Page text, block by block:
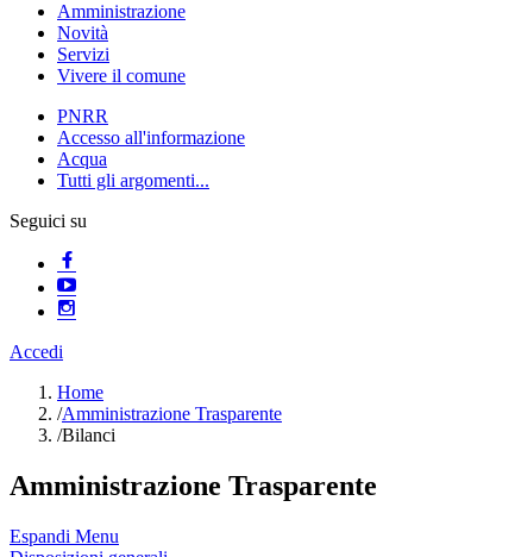
Amministrazione
Novità
Servizi
Vivere il comune
PNRR
Accesso all'informazione
Acqua
Tutti gli argomenti...
Seguici su
Accedi
Home
/Amministrazione Trasparente
/Bilanci
Amministrazione Trasparente
Espandi Menu